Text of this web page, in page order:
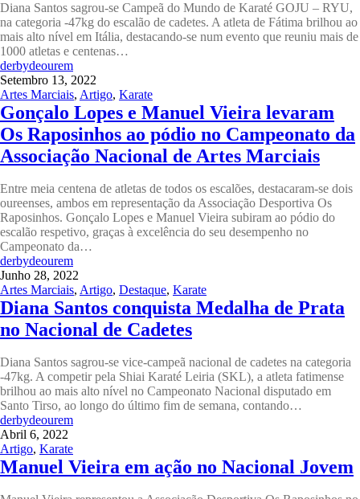
Diana Santos sagrou-se Campeã do Mundo de Karaté GOJU – RYU,
na categoria -47kg do escalão de cadetes. A atleta de Fátima brilhou ao
mais alto nível em Itália, destacando-se num evento que reuniu mais de
1000 atletas e centenas…
derbydeourem
Setembro 13, 2022
Artes Marciais, Artigo, Karate
Gonçalo Lopes e Manuel Vieira levaram
Os Raposinhos ao pódio no Campeonato da
Associação Nacional de Artes Marciais
Entre meia centena de atletas de todos os escalões, destacaram-se dois
oureenses, ambos em representação da Associação Desportiva Os
Raposinhos. Gonçalo Lopes e Manuel Vieira subiram ao pódio do
escalão respetivo, graças à excelência do seu desempenho no
Campeonato da…
derbydeourem
Junho 28, 2022
Artes Marciais, Artigo, Destaque, Karate
Diana Santos conquista Medalha de Prata
no Nacional de Cadetes
Diana Santos sagrou-se vice-campeã nacional de cadetes na categoria
-47kg. A competir pela Shiai Karaté Leiria (SKL), a atleta fatimense
brilhou ao mais alto nível no Campeonato Nacional disputado em
Santo Tirso, ao longo do último fim de semana, contando…
derbydeourem
Abril 6, 2022
Artigo, Karate
Manuel Vieira em ação no Nacional Jovem